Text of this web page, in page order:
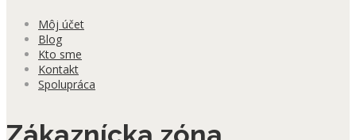
Môj účet
Blog
Kto sme
Kontakt
Spolupráca